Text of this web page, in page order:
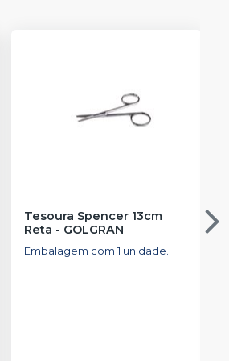
Tesoura Spencer 13cm
Reta - GOLGRAN
Embalagem com 1 unidade.